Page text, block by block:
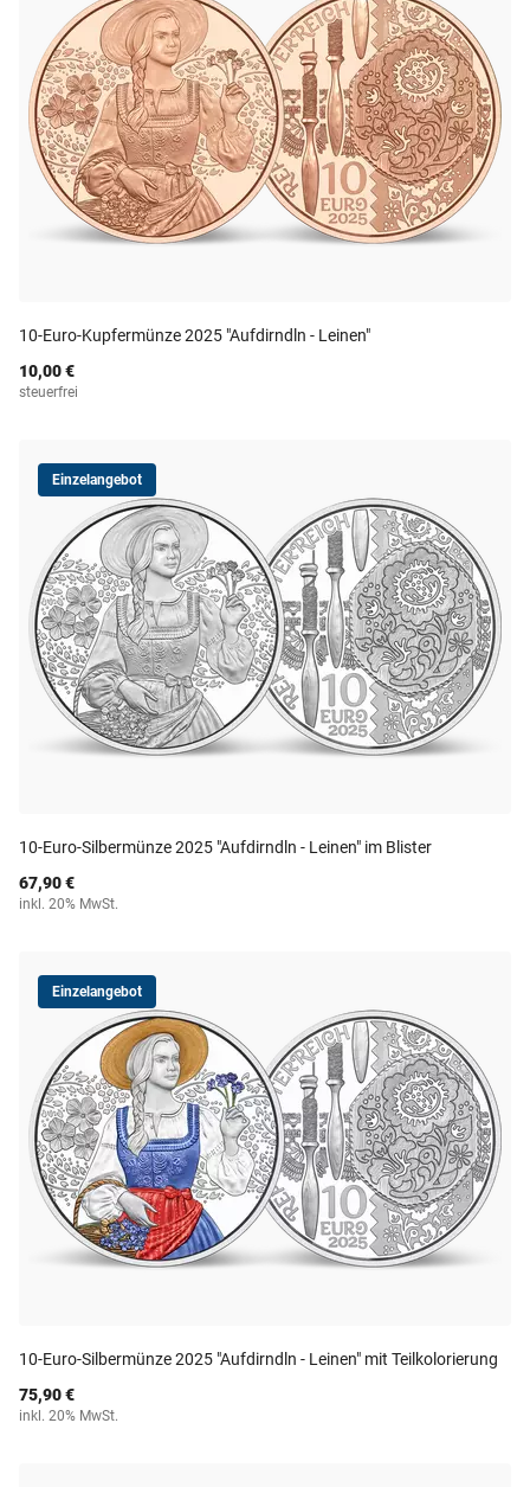
10-Euro-Kupfermünze 2025 "Aufdirndln - Leinen"
10,00 €
steuerfrei
Einzelangebot
10-Euro-Silbermünze 2025 "Aufdirndln - Leinen" im Blister
67,90 €
inkl. 20% MwSt.
Einzelangebot
10-Euro-Silbermünze 2025 "Aufdirndln - Leinen" mit Teilkolorierung
75,90 €
inkl. 20% MwSt.